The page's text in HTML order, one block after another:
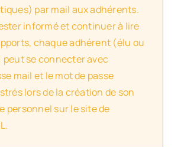
par mail aux adhérents.
informé et continuer à lire
chaque adhérent (élu ou
se connecter avec
mail et le mot de passe
lors de la création de son
personnel sur le site de